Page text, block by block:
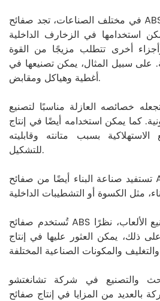
في مختلف الصناعات، تجد صفائح ABS تطبيقات واسعة النطاق.
استخدامها في الزخارف الداخلية
أخرى تتطلب مزيجًا من القوة
على سبيل المثال، يمكن تصنيعها في
أغطية وهياكل ومقابض.
خصائصه العازلة مناسبًا لتصنيع
كما يمكن استخدامه أيضًا في إنتاج
الاستهلاكية بسبب متانته وقابليته
للتشكيل.
تستفيد صناعة البناء أيضًا من صفائح ABS. يمكن استخدامها في
تُستخدم صفائح ABS أيضًا بشكل شائع في تصنيع الألعاب، نظرًا
على ذلك، يمكن العثور عليها في إنتاج
والتصنيع في شركة تشانغتشو
بالعديد من المزايا في إنتاج صفائح